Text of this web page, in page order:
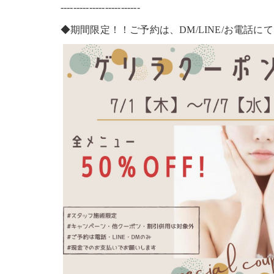
-------------------------
◆期間限定！！ご予約は、DM/LINE/お電話に